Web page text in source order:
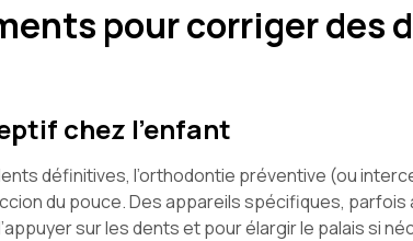
pour corriger des
chez l’enfant
définitives, l’orthodontie préventive (ou
du pouce. Des appareils spécifiques, parfois
sur les dents et pour élargir le palais si